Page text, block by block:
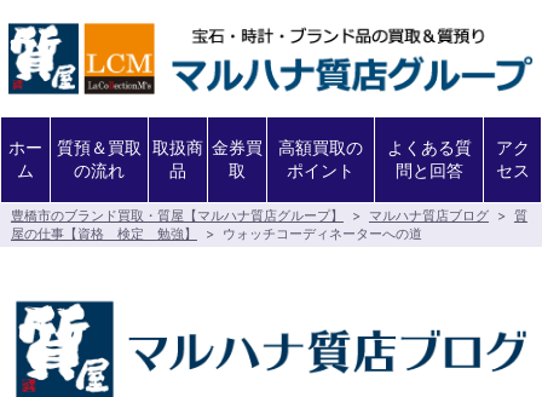
ホー
ム
質預＆買取
の流れ
取扱商
品
金券買
取
高額買取の
ポイント
よくある質
問と回答
アク
セス
豊橋市のブランド買取・質屋【マルハナ質店グループ】 > マルハナ質店ブログ > 質
屋の仕事【資格 検定 勉強】
> ウォッチコーディネーターへの道